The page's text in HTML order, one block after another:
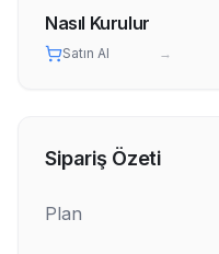
Nasıl Kurulur
Satın Al →
Sipariş Özeti
Plan